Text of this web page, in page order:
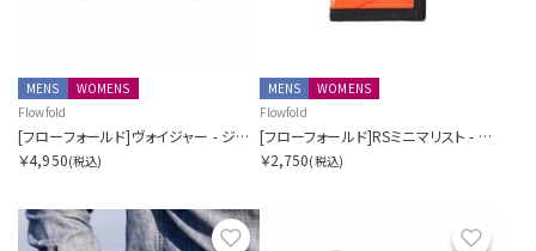
MENS
WOMENS
Flowfold
[フローフォールド]ヴォイジャー - ジッパーポーチ - S
￥4,950(税込)
MENS
WOMENS
Flowfold
[フローフォールド]RSミニマリスト - カードホルダーウォレット
￥2,750(税込)
お気に入り